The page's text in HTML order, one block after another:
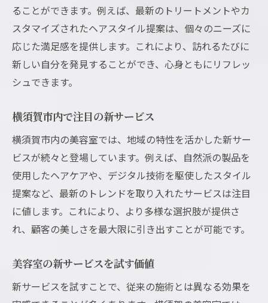
ることができます。例えば、最新のトリートメントやカ
スタマイズされたヘアスタイル提案は、個々のニーズに
応じた満足感を提供します。これにより、訪れるたびに
新しい自分を発見することができ、心身ともにリフレッ
シュできます。
横須賀市内で注目の新サービス
横須賀市内の美容室では、地域の特性を活かした新サー
ビスが続々と登場しています。例えば、自然派の製品を
使用したヘアケアや、デジタル技術を駆使したスタイル
提案など、最新のトレンドを取り入れたサービスは注目
に値します。これにより、より多様な選択肢が提供さ
れ、顧客の美しさを最大限に引き出すことが可能です。
美容室の新サービスを試す価値
新サービスを試すことで、従来の施術とは異なる効果を